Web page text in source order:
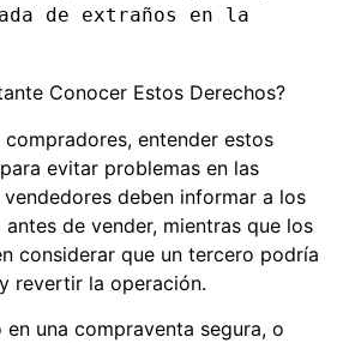
de extraños en la
Conocer Estos Derechos?
entender estos
evitar problemas en las
deben informar a los
de vender, mientras que los
considerar que un tercero podría
revertir la operación.
en una compraventa segura, o